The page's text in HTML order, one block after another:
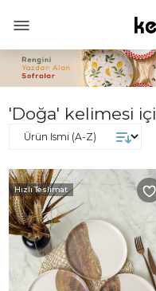
'Doğa' kelimesi
Hızlı Teslimat